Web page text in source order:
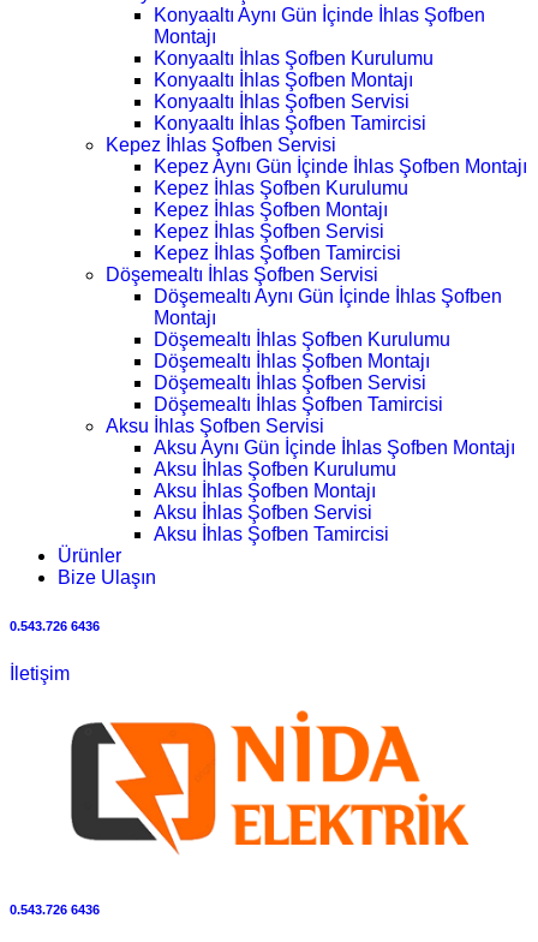
Konyaaltı Aynı Gün İçinde İhlas Şofben
Montajı
Konyaaltı İhlas Şofben Kurulumu
Konyaaltı İhlas Şofben Montajı
Konyaaltı İhlas Şofben Servisi
Konyaaltı İhlas Şofben Tamircisi
Kepez İhlas Şofben Servisi
Kepez Aynı Gün İçinde İhlas Şofben Montajı
Kepez İhlas Şofben Kurulumu
Kepez İhlas Şofben Montajı
Kepez İhlas Şofben Servisi
Kepez İhlas Şofben Tamircisi
Döşemealtı İhlas Şofben Servisi
Döşemealtı Aynı Gün İçinde İhlas Şofben
Montajı
Döşemealtı İhlas Şofben Kurulumu
Döşemealtı İhlas Şofben Montajı
Döşemealtı İhlas Şofben Servisi
Döşemealtı İhlas Şofben Tamircisi
Aksu İhlas Şofben Servisi
Aksu Aynı Gün İçinde İhlas Şofben Montajı
Aksu İhlas Şofben Kurulumu
Aksu İhlas Şofben Montajı
Aksu İhlas Şofben Servisi
Aksu İhlas Şofben Tamircisi
Ürünler
Bize Ulaşın
0.543.726 6436
İletişim
0.543.726 6436